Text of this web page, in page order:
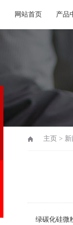
网站首页 产品
主页 >
绿碳化硅微